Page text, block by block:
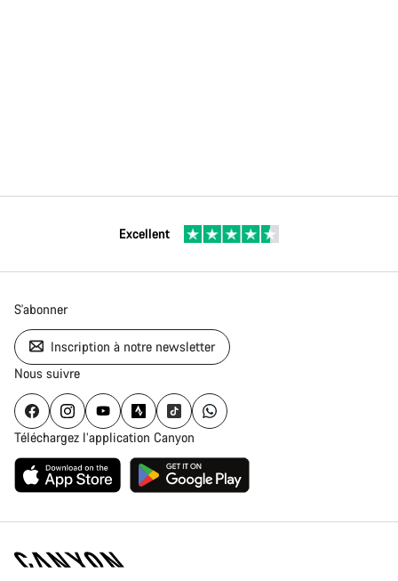
Excellent
S'abonner
Inscription à notre newsletter
Nous suivre
Téléchargez l’application Canyon